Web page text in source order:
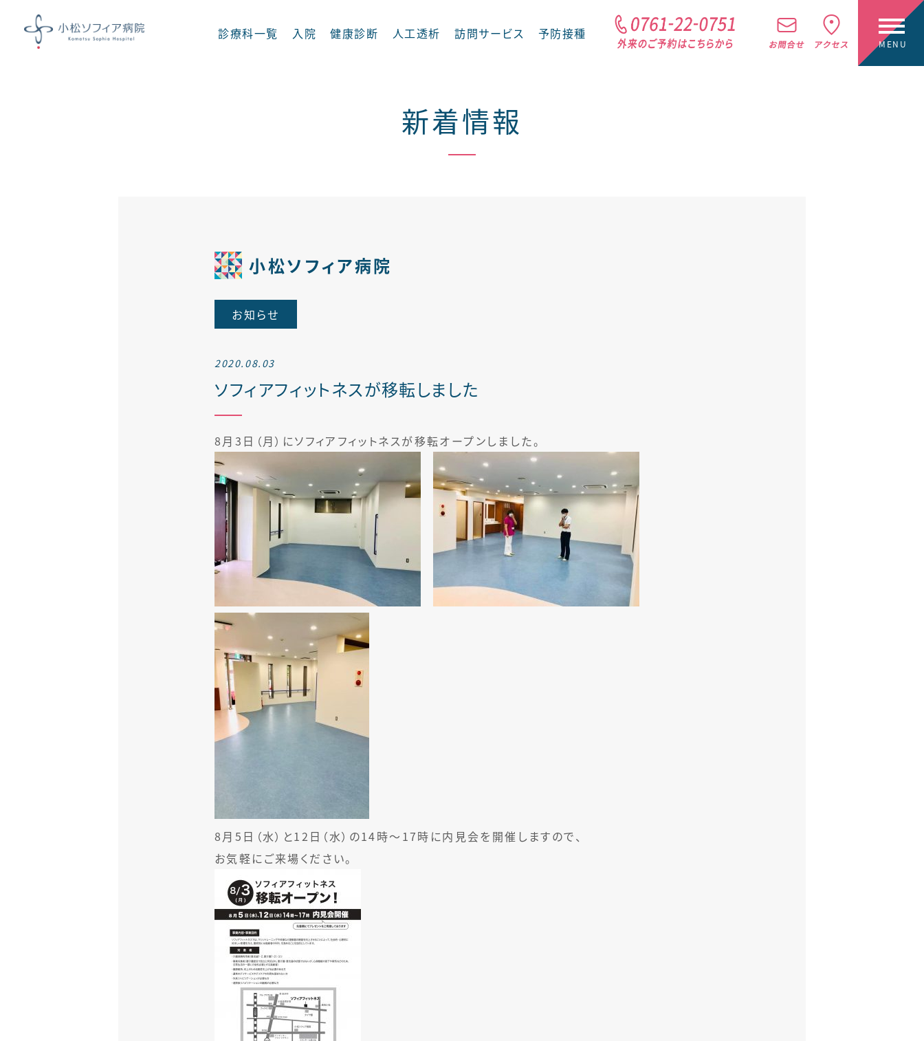
診療科一覧
糖尿病 内分泌内科 整形外科
腎臓内科
入院 健康診断 人工透析 訪問サービス 予防接種
新着情報
小松ソフィア病院
お知らせ
2020.08.03
ソフィアフィットネスが移転しました
8月3日（月）にソフィアフィットネスが移転オープンしました。
8月5日（水）と12日（水）の14時〜17時に内見会を開催しますので、
お気軽にご来場ください。